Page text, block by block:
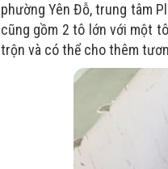
phường Yên Đỗ, trung tâm
cũng gồm 2 tô lớn với một
trộn và có thể cho thêm